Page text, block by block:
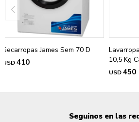
Secarropas James Sem 70 D
USD410
10,5 Kg
USD450
Seguinos en las